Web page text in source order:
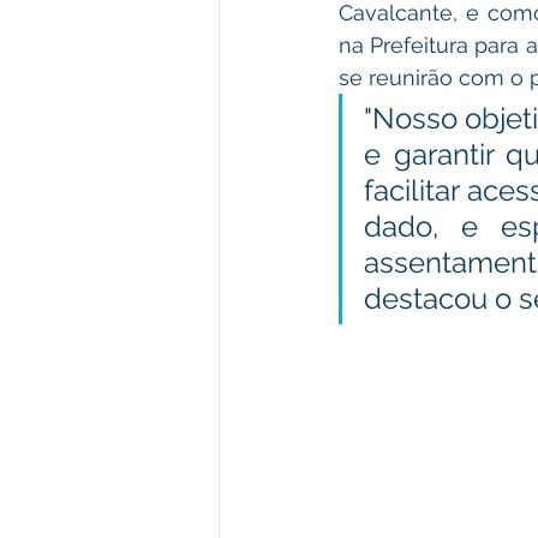
Cavalcante, e
na Prefeitura para
se reunirão com o
"Nosso
e garantir
facilitar
dado, e
destacou o